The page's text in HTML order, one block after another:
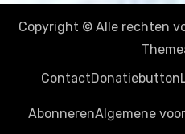
Copyright © Alle rechten
ContactDonatiebutton
AbonnerenAlgemene